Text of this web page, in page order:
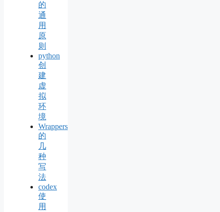
的
通
用
原
则
python
创
建
虚
拟
环
境
Wrappers
的
几
种
写
法
codex
使
用